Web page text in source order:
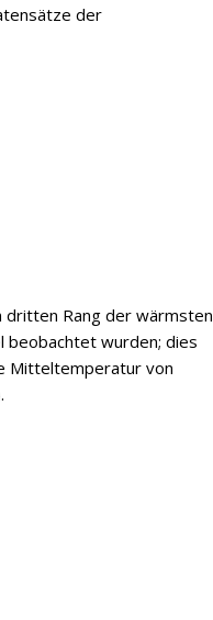
der
dritten Rang der wärmsten
beobachtet wurden; dies
Mitteltemperatur von